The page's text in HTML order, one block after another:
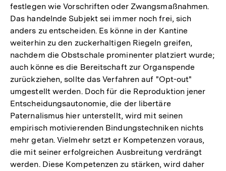
festlegen wie Vorschriften oder Zwangsmaßnahmen.
Das handelnde Subjekt sei immer noch frei, sich
anders zu entscheiden. Es könne in der Kantine
weiterhin zu den zuckerhaltigen Riegeln greifen,
nachdem die Obstschale prominenter platziert wurde;
auch könne es die Bereitschaft zur Organspende
zurückziehen, sollte das Verfahren auf "Opt-out"
umgestellt werden. Doch für die Reproduktion jener
Entscheidungsautonomie, die der libertäre
Paternalismus hier unterstellt, wird mit seinen
empirisch motivierenden Bindungstechniken nichts
mehr getan. Vielmehr setzt er Kompetenzen voraus,
die mit seiner erfolgreichen Ausbreitung verdrängt
werden. Diese Kompetenzen zu stärken, wird daher